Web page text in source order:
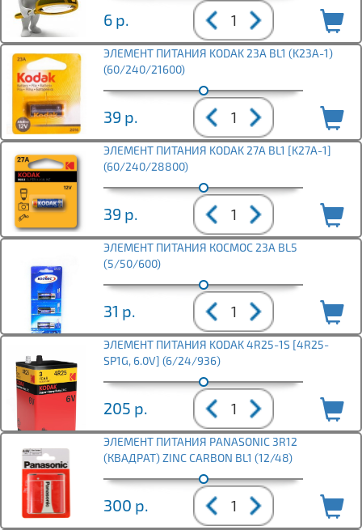
6 р.
ЭЛЕМЕНТ ПИТАНИЯ KODAK 23A BL1 (K23A-1)
(60/240/21600)
39 р.
ЭЛЕМЕНТ ПИТАНИЯ KODAK 27A BL1 [K27A-1]
(60/240/28800)
39 р.
ЭЛЕМЕНТ ПИТАНИЯ КОСМОС 23A BL5
(5/50/600)
31 р.
ЭЛЕМЕНТ ПИТАНИЯ KODAK 4R25-1S [4R25-
SP1G, 6.0V] (6/24/936)
205 р.
ЭЛЕМЕНТ ПИТАНИЯ PANASONIC 3R12
(КВАДРАТ) ZINC CARBON BL1 (12/48)
300 р.